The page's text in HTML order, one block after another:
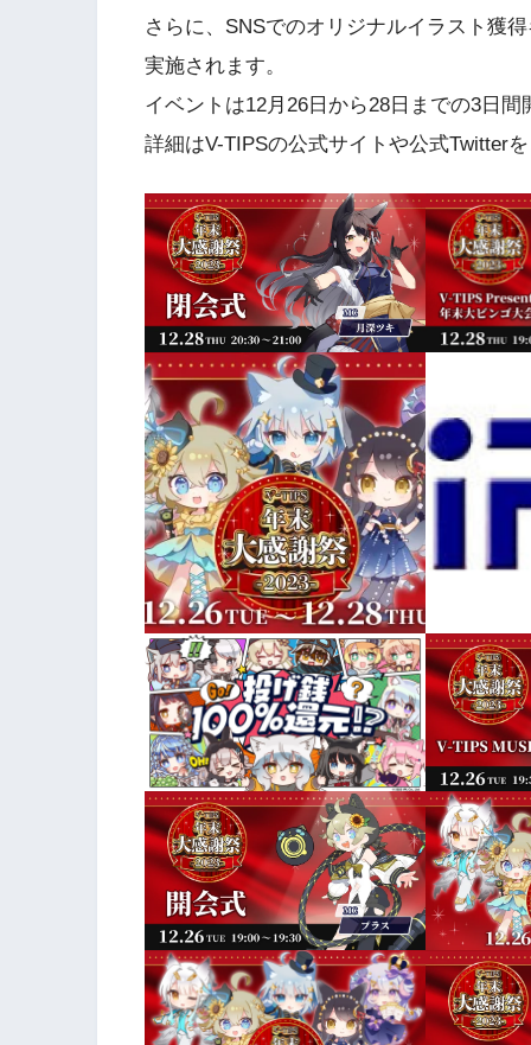
さらに、SNSでのオリジナルイラスト獲
実施されます。
イベントは12月26日から28日までの3日
詳細はV-TIPSの公式サイトや公式Twitter